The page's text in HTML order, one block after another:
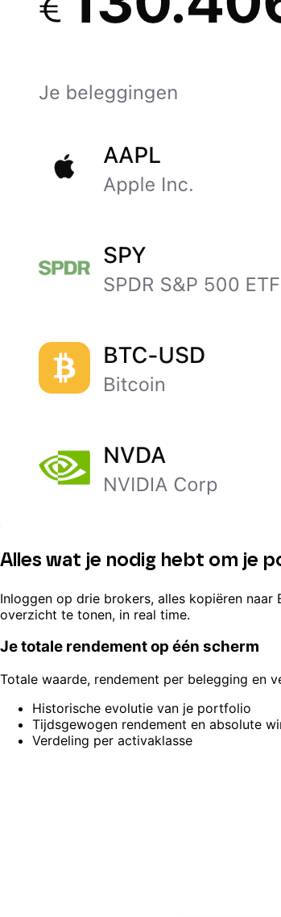
Alles wat je nodig hebt om je
Inloggen op drie brokers, alles kopiëren
overzicht te tonen, in real time.
Je totale rendement op één scherm
Totale waarde, rendement per belegging en
Historische evolutie van je portfolio
Tijdsgewogen rendement en absolute
Verdeling per activaklasse